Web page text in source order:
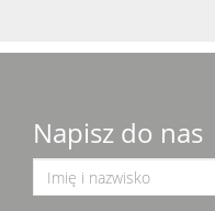
Napisz do nas